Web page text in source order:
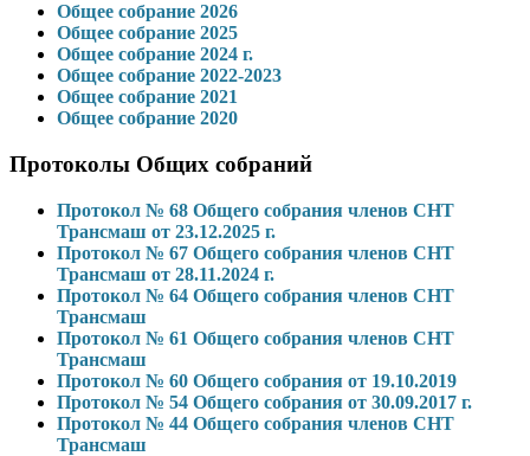
Общее собрание 2026
Общее собрание 2025
Общее собрание 2024 г.
Общее собрание 2022-2023
Общее собрание 2021
Общее собрание 2020
Протоколы Общих собраний
Протокол № 68 Общего собрания членов СНТ
Трансмаш от 23.12.2025 г.
Протокол № 67 Общего собрания членов СНТ
Трансмаш от 28.11.2024 г.
Протокол № 64 Общего собрания членов СНТ
Трансмаш
Протокол № 61 Общего собрания членов СНТ
Трансмаш
Протокол № 60 Общего собрания от 19.10.2019
Протокол № 54 Общего собрания от 30.09.2017 г.
Протокол № 44 Общего собрания членов СНТ
Трансмаш